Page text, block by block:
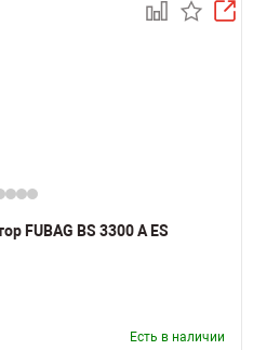
FUBAG BS 3300 A ES
Есть в наличии